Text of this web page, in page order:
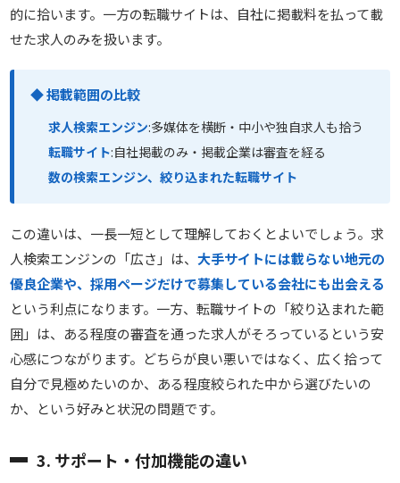
的に拾います。一方の転職サイトは、自社に掲載料を払って載
せた求人のみを扱います。
◆ 掲載範囲の比較
求人検索エンジン:多媒体を横断・中小や独自求人も拾う
転職サイト:自社掲載のみ・掲載企業は審査を経る
数の検索エンジン、絞り込まれた転職サイト
この違いは、一長一短として理解しておくとよいでしょう。求
人検索エンジンの「広さ」は、大手サイトには載らない地元の
優良企業や、採用ページだけで募集している会社にも出会える
という利点になります。一方、転職サイトの「絞り込まれた範
囲」は、ある程度の審査を通った求人がそろっているという安
心感につながります。どちらが良い悪いではなく、広く拾って
自分で見極めたいのか、ある程度絞られた中から選びたいの
か、という好みと状況の問題です。
3. サポート・付加機能の違い